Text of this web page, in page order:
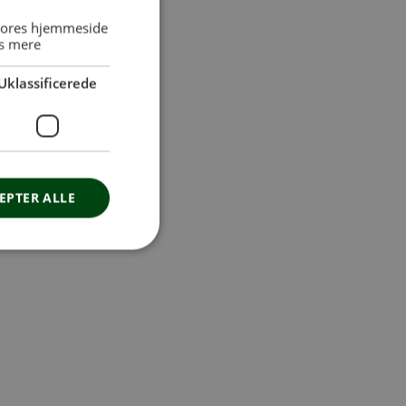
hjemmeside
mere
ALLE